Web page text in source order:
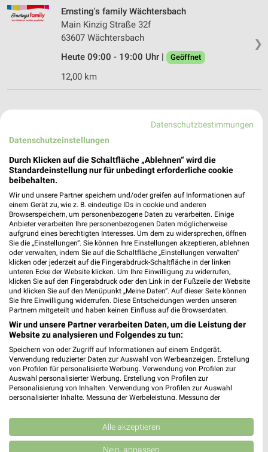
❯
Ernsting's family Wächtersbach
Main Kinzig Straße 32f
63607 Wächtersbach
Heute 09:00 - 19:00 Uhr |
Geöffnet
12,00 km
Adresse, Öffnungszeiten und Route für die
Ernsting's family Filiale in Gründau
Egal ob Adresse, Öffnungszeiten oder Route, hier findest Du
alles zur Ernsting's family Filiale in Gründau. Die aktuellsten
Angebote kannst Du Dir in den neuesten Prospekten
anschauen. Wenn Du ein schönes Schnäppchen gefunden hast,
kannst Du über die Routen-Funktion den schnellsten Weg zu
Mode & Bekleidung Angebote für Gründau
Datenschutzbestimmungen
Datenschutzeinstellungen
Durch Klicken auf die Schaltfläche „Ablehnen“ wird die
Standardeinstellung nur für unbedingt erforderliche cookie
beibehalten.
Wir und unsere Partner speichern und/oder greifen auf Informationen auf
einem Gerät zu, wie z. B. eindeutige IDs in cookie und anderen
Browserspeichern, um personenbezogene Daten zu verarbeiten. Einige
Anbieter verarbeiten Ihre personenbezogenen Daten möglicherweise
aufgrund eines berechtigten Interesses. Um dem zu widersprechen, öffnen
Sie die „Einstellungen“. Sie können Ihre Einstellungen akzeptieren, ablehnen
oder verwalten, indem Sie auf die Schaltfläche „Einstellungen verwalten“
klicken oder jederzeit auf die Fingerabdruck-Schaltfläche in der linken
unteren Ecke der Website klicken. Um Ihre Einwilligung zu widerrufen,
klicken Sie auf den Fingerabdruck oder den Link in der Fußzeile der Website
und klicken Sie auf den Menüpunkt „Meine Daten“. Auf dieser Seite können
Sie Ihre Einwilligung widerrufen. Diese Entscheidungen werden unseren
Partnern mitgeteilt und haben keinen Einfluss auf die Browserdaten.
Wir und unsere Partner verarbeiten Daten, um die Leistung der
Website zu analysieren und Folgendes zu tun:
Speichern von oder Zugriff auf Informationen auf einem Endgerät.
Verwendung reduzierter Daten zur Auswahl von Werbeanzeigen. Erstellung
von Profilen für personalisierte Werbung. Verwendung von Profilen zur
Auswahl personalisierter Werbung. Erstellung von Profilen zur
Personalisierung von Inhalten. Verwendung von Profilen zur Auswahl
personalisierter Inhalte. Messung der Werbeleistung. Messung der
Kombinationen von Daten aus verschiedenen Quellen. Entwicklung und
Verbesserung der Angebote. Verwendung reduzierter Daten zur Auswahl
von Inhalten.
Daten können außerhalb der Europäischen Union weitergegeben und in die
Alle akzeptieren
Nein, anpassen